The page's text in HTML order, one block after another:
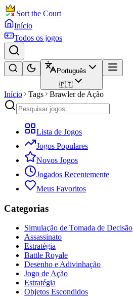
Sort the Court
Início
Todos os jogos
Português
🇵🇹
Início Tags Brawler de Ação
Lista de Jogos
Jogos Populares
Novos Jogos
Jogados Recentemente
Meus Favoritos
Categorias
Simulação de Tomada de Decisão
Assassinato
Estratégia
Battle Royale
Desenho e Adivinhação
Jogo de Ação
Estratégia
Objetos Escondidos